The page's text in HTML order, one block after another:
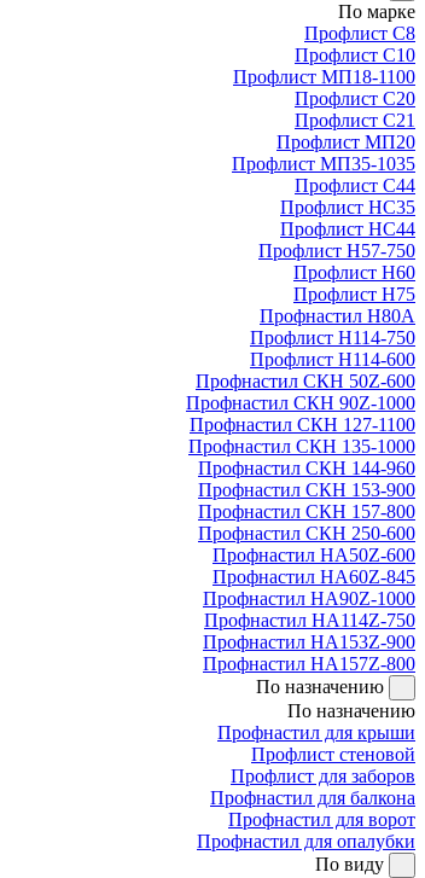
По марке
Профлист С8
Профлист С10
Профлист МП18-1100
Профлист С20
Профлист С21
Профлист МП20
Профлист МП35-1035
Профлист С44
Профлист НС35
Профлист НС44
Профлист Н57-750
Профлист Н60
Профлист Н75
Профнастил Н80А
Профлист Н114-750
Профлист Н114-600
Профнастил СКН 50Z-600
Профнастил СКН 90Z-1000
Профнастил СКН 127-1100
Профнастил СКН 135-1000
Профнастил СКН 144-960
Профнастил СКН 153-900
Профнастил СКН 157-800
Профнастил СКН 250-600
Профнастил НА50Z-600
Профнастил НА60Z-845
Профнастил НА90Z-1000
Профнастил НА114Z-750
Профнастил НА153Z-900
Профнастил НА157Z-800
По назначению
По назначению
Профнастил для крыши
Профлист стеновой
Профлист для заборов
Профнастил для балкона
Профнастил для ворот
Профнастил для опалубки
По виду